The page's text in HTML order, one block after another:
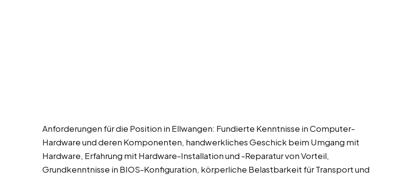
Anforderungen für die Position in Ellwangen: Fundierte Kenntnisse in Computer-
Hardware und deren Komponenten, handwerkliches Geschick beim Umgang mit
Hardware, Erfahrung mit Hardware-Installation und -Reparatur von Vorteil,
Grundkenntnisse in BIOS-Konfiguration, körperliche Belastbarkeit für Transport und